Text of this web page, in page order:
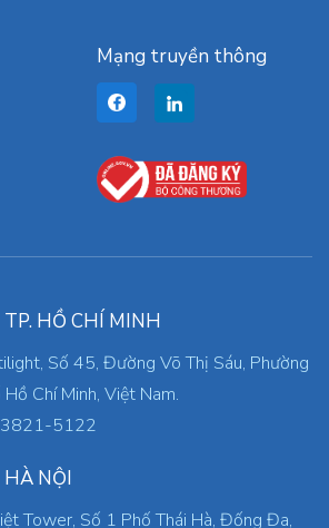
Mạng truyền thông
HỒ CHÍ MINH
Số 45, Đường Võ Thị Sáu, Phường
Chí Minh, Việt Nam.
5122
NỘI
Tower, Số 1 Phố Thái Hà, Đống Đa,